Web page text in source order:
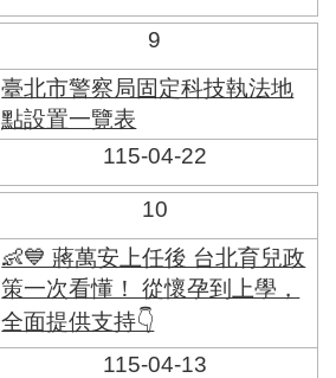
9
臺北市警察局固定科技執法地
點設置一覽表
115-04-22
10
👶💙 蔣萬安上任後 台北育兒政
策一次看懂！ 從懷孕到上學，
全面提供支持👇
115-04-13